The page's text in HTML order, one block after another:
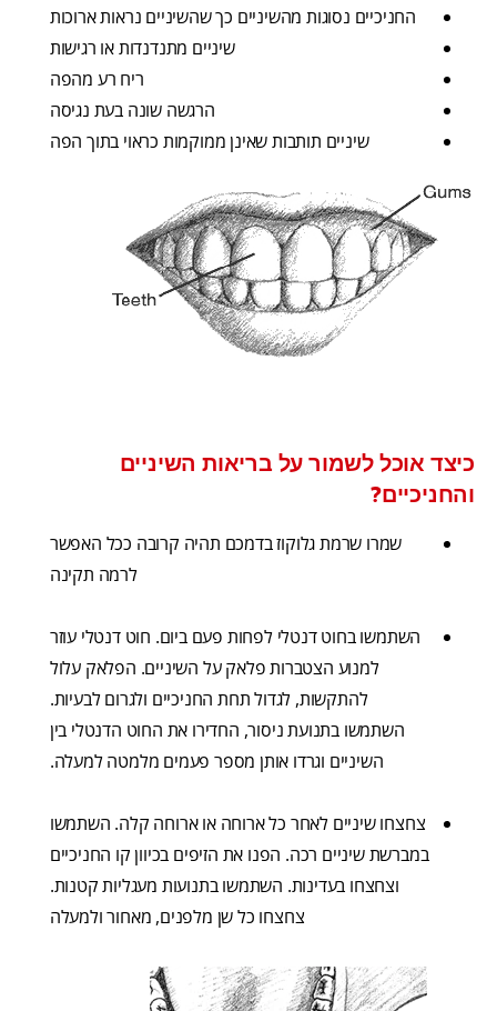
החניכיים נסוגות מהשיניים כך שהשיניים נראות ארוכות
שיניים מתנדנדות או רגישות
ריח רע מהפה
הרגשה שונה בעת נגיסה
שיניים תותבות שאינן ממוקמות כראוי בתוך הפה
כיצד אוכל לשמור על בריאות השיניים
והחניכיים?
שמרו שרמת גלוקוז בדמכם תהיה קרובה ככל האפשר
לרמה תקינה
השתמשו בחוט דנטלי לפחות פעם ביום. חוט דנטלי עוזר
למנוע הצטברות פלאק על השיניים. הפלאק עלול
להתקשות, לגדול תחת החניכיים ולגרום לבעיות.
השתמשו בתנועת ניסור, החדירו את החוט הדנטלי בין
השיניים וגרדו אותן מספר פעמים מלמטה למעלה.
צחצחו שיניים לאחר כל ארוחה או ארוחה קלה. השתמשו
במברשת שיניים רכה. הפנו את הזיפים בכיוון קו החניכיים
וצחצחו בעדינות. השתמשו בתנועות מעגליות קטנות.
צחצחו כל שן מלפנים, מאחור ולמעלה